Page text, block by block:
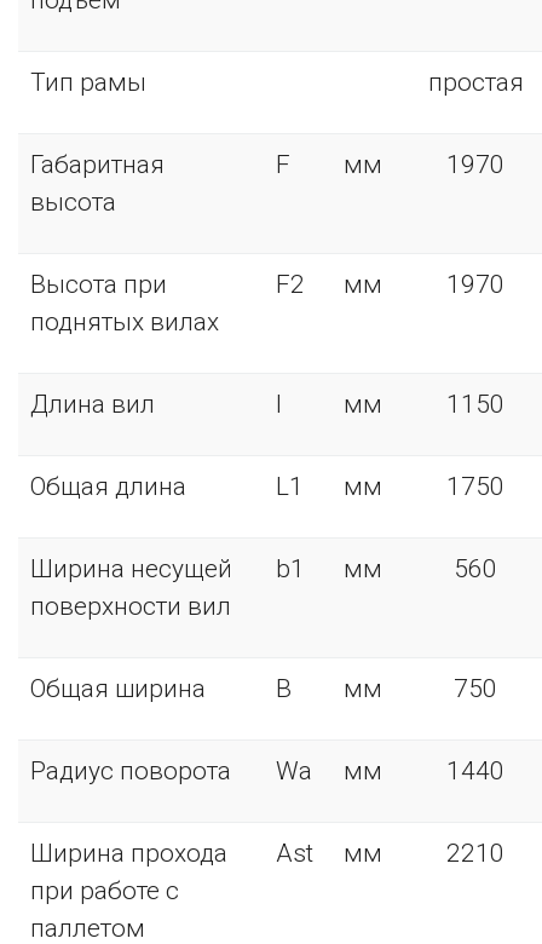
Тип рамы простая
Габаритная
высота
F мм 1970
Высота при
поднятых вилах
F2 мм 1970
Длина вил l мм 1150
Общая длина L1 мм 1750
Ширина несущей
поверхности вил
b1 мм 560
Общая ширина В мм 750
Радиус поворота Wa мм 1440
Ширина прохода
при работе с
паллетом
Ast мм 2210